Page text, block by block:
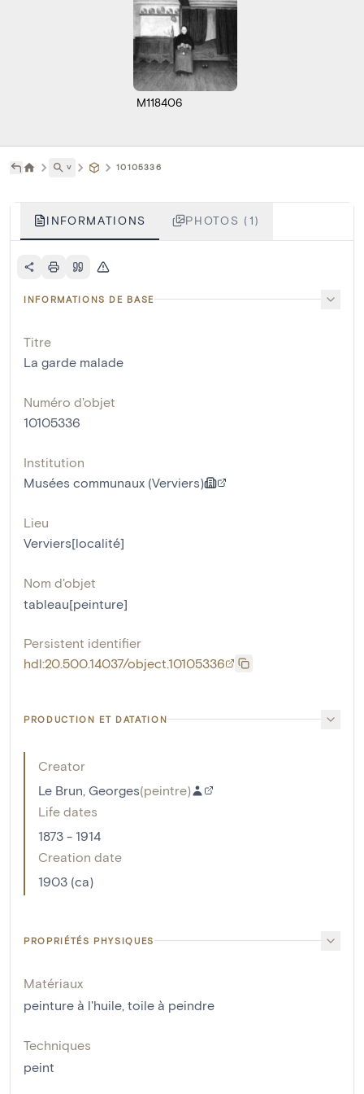
M118406
˅ 10105336
INFORMATIONS PHOTOS (1)
INFORMATIONS DE BASE
Titre
La garde malade
Numéro d'objet
10105336
Institution
Musées communaux (Verviers)
Lieu
Verviers[localité]
Nom d'objet
tableau[peinture]
Persistent identifier
hdl:20.500.14037/object.10105336
PRODUCTION ET DATATION
Creator
Le Brun, Georges(peintre)
Life dates
1873 - 1914
Creation date
1903 (ca)
PROPRIÉTÉS PHYSIQUES
Matériaux
peinture à l'huile, toile à peindre
Techniques
peint